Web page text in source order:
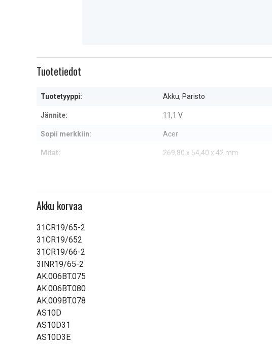
Tuotetiedot
Tuotetyyppi: Akku, Paristo
Jännite: 11,1 V
Sopii merkkiin: Acer
Mitat: 269,80 x 54,40 x 42 mm
Akku korvaa
31CR19/65-2
31CR19/652
31CR19/66-2
3INR19/65-2
AK.006BT.075
AK.006BT.080
AK.009BT.078
AS10D
AS10D31
AS10D3E